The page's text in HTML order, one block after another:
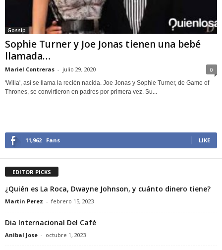
Gossip
Sophie Turner y Joe Jonas tienen una bebé
llamada…
Mariel Contreras - julio 29, 2020 0
'Willa', así se llama la recién nacida. Joe Jonas y Sophie Turner, de Game of
Thrones, se convirtieron en padres por primera vez. Su...
11,962 Fans LIKE
EDITOR PICKS
¿Quién es La Roca, Dwayne Johnson, y cuánto dinero tiene?
Martin Perez - febrero 15, 2023
Dia Internacional Del Café
Anibal Jose - octubre 1, 2023